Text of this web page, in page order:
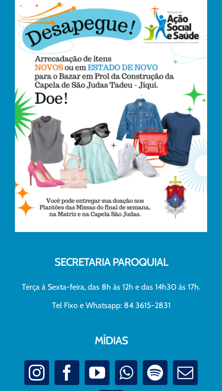
SECRETARIA PAROQUIAL
Terça à Sexta-feira, das 8h às 12h e das 14h30 às 17h.
Tel Fixo e Whatsapp: 84 3615-2831
MÍDIAS